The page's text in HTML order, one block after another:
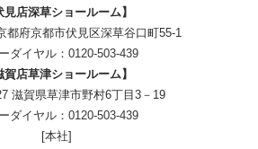
見店深草ショールーム】
都府京都市伏見区深草谷口町55-1
ダイヤル： 0120-503-439
賀店草津ショールーム】
滋賀県草津市野村6丁目3－19
ダイヤル： 0120-503-439
[本社]